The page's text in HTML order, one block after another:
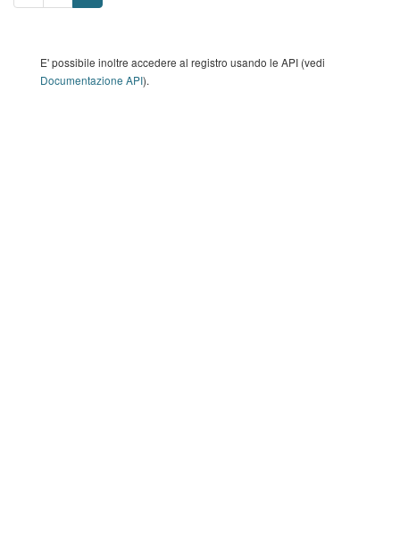
E' possibile inoltre accedere al registro usando le API (vedi
Documentazione API).